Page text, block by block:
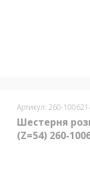
Артикул: 260-
Шестерня
(Z=54) 260-